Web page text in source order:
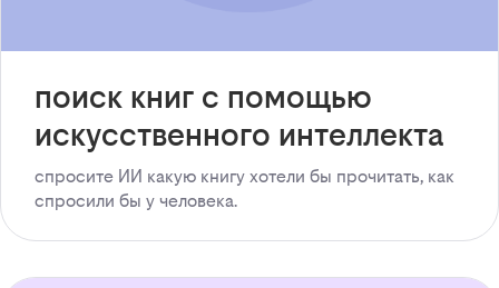
поиск книг с помощью
искусственного интеллекта
спросите ИИ какую книгу хотели бы прочитать, как
спросили бы у человека.